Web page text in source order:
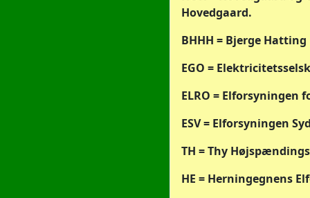
Hovedgaard.
BHHH = Bjerge
EGO =
ELRO = Elforsyningen
ESV = Elforsyningen
TH = Thy
HE = Herningegnens